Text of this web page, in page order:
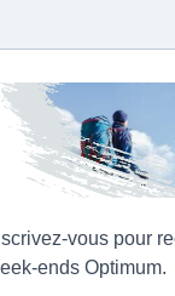
vous pour
ends Optimum.